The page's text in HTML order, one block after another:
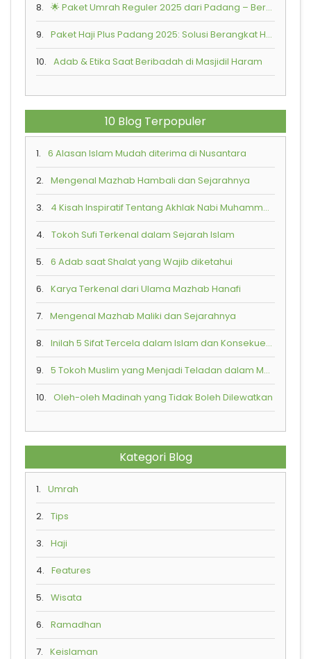
8. 🌟 Paket Umrah Reguler 2025 dari Padang – Bersama Armindo Jaya Tur
9. Paket Haji Plus Padang 2025: Solusi Berangkat Haji Lebih Cepat Bersama Armindo Jaya Tur
10. Adab & Etika Saat Beribadah di Masjidil Haram
10 Blog Terpopuler
1. 6 Alasan Islam Mudah diterima di Nusantara
2. Mengenal Mazhab Hambali dan Sejarahnya
3. 4 Kisah Inspiratif Tentang Akhlak Nabi Muhammad SAW
4. Tokoh Sufi Terkenal dalam Sejarah Islam
5. 6 Adab saat Shalat yang Wajib diketahui
6. Karya Terkenal dari Ulama Mazhab Hanafi
7. Mengenal Mazhab Maliki dan Sejarahnya
8. Inilah 5 Sifat Tercela dalam Islam dan Konsekuensi Buruk yang Akan Diterima
9. 5 Tokoh Muslim yang Menjadi Teladan dalam Mempraktikkan Toleransi Beragama
10. Oleh-oleh Madinah yang Tidak Boleh Dilewatkan
Kategori Blog
1. Umrah
2. Tips
3. Haji
4. Features
5. Wisata
6. Ramadhan
7. Keislaman